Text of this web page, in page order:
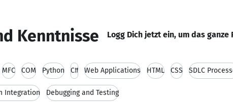
Kenntnisse Logg Dich jetzt ein, um das ganze
MFC COM Python C# Web Applications HTML CSS SDLC
Integration Debugging and Testing